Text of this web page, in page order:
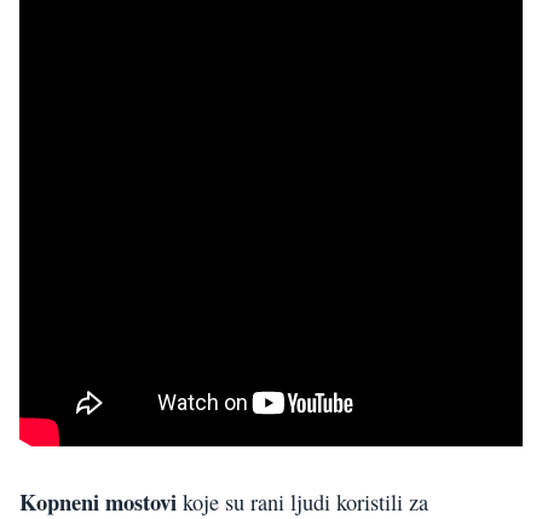
Kopneni mostovi koje su rani ljudi koristili za